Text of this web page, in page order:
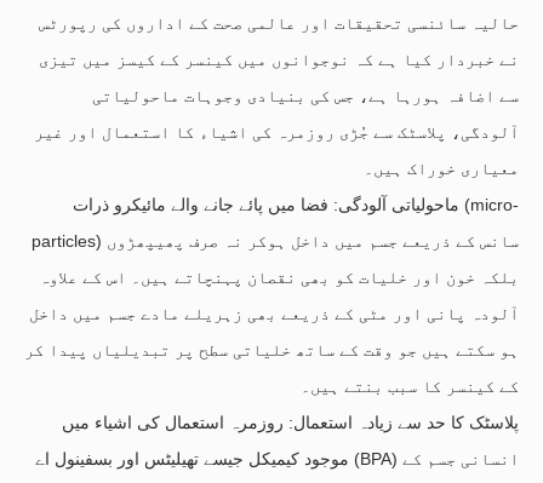
حالیہ سائنسی تحقیقات اور عالمی صحت کے اداروں کی رپورٹس
نے خبردار کیا ہے کہ نوجوانوں میں کینسر کے کیسز میں تیزی
سے اضافہ ہورہا ہے، جس کی بنیادی وجوہات ماحولیاتی
آلودگی، پلاسٹک سے جُڑی روزمرہ کی اشیاء کا استعمال اور غیر
معیاری خوراک ہیں۔
ماحولیاتی آلودگی: فضا میں پائے جانے والے مائیکرو ذرات (micro-
particles) سانس کے ذریعے جسم میں داخل ہوکر نہ صرف پھیپھڑوں
بلکہ خون اور خلیات کو بھی نقصان پہنچاتے ہیں۔ اس کے علاوہ
آلودہ پانی اور مٹی کے ذریعے بھی زہریلے مادے جسم میں داخل
ہو سکتے ہیں جو وقت کے ساتھ خلیاتی سطح پر تبدیلیاں پیدا کر
کے کینسر کا سبب بنتے ہیں۔
پلاسٹک کا حد سے زیادہ استعمال: روزمرہ استعمال کی اشیاء میں
موجود کیمیکل جیسے تھیلیٹس اور بسفینول اے (BPA) انسانی جسم کے